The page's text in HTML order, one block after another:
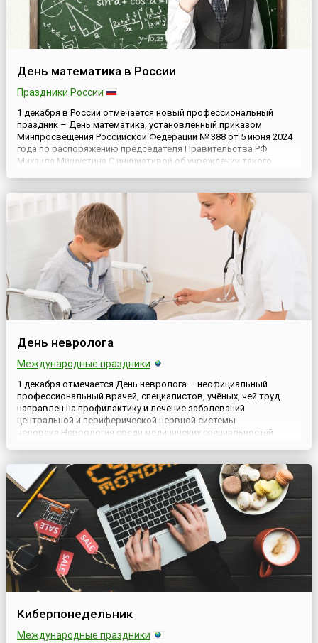
День математика в России
Праздники России
1 декабря в России отмечается новый профессиональный
праздник – День математика, установленный приказом
Минпросвещения Российской Федерации № 388 от 5 июня 2024
года по распоряжению председателя Правительства РФ
Михаила Мишустина.С инициативой об учреждении такого
День невролога
Международные праздники
1 декабря отмечается День невролога – неофициальный
профессиональный врачей, специалистов, учёных, чей труд
направлен на профилактику и лечение заболеваний
центральной и периферической нервной системы
человека.Неврология среди медицинских специальностей
жизнедеятельности. Не секрет, что целый с...
Киберпонедельник
Международные праздники